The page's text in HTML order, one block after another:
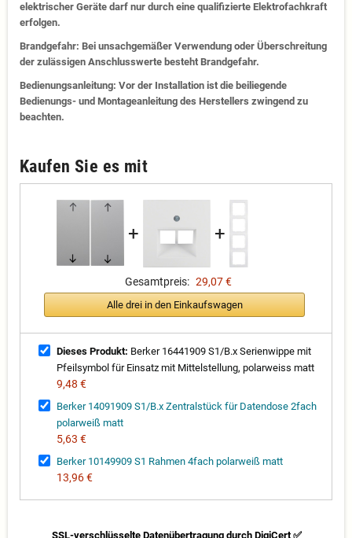
elektrischer Geräte darf nur durch eine qualifizierte Elektrofachkraft
erfolgen.
Brandgefahr: Bei unsachgemäßer Verwendung oder Überschreitung
der zulässigen Anschlusswerte besteht Brandgefahr.
Bedienungsanleitung: Vor der Installation ist die beiliegende
Bedienungs- und Montageanleitung des Herstellers zwingend zu
beachten.
Kaufen Sie es mit
+ +
Gesamtpreis: 29,07 €
Alle drei in den Einkaufswagen
Dieses Produkt: Berker 16441909 S1/B.x Serienwippe mit
Pfeilsymbol für Einsatz mit Mittelstellung, polarweiss matt
9,48 €
Berker 14091909 S1/B.x Zentralstück für Datendose 2fach
polarweiß matt
5,63 €
Berker 10149909 S1 Rahmen 4fach polarweiß matt
13,96 €
SSL-verschlüsselte Datenübertragung durch DigiCert ✅